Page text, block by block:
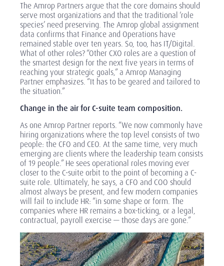
The Amrop Partners argue that the core domains should
serve most organizations and that the traditional ‘role
species’ need preserving. The Amrop global assignment
data confirms that Finance and Operations have
remained stable over ten years. So, too, has IT/Digital.
What of other roles? “Other CXO roles are a question of
the smartest design for the next five years in terms of
reaching your strategic goals,” a Amrop Managing
Partner emphasizes. “It has to be geared and tailored to
the situation.”
Change in the air for C-suite team composition.
As one Amrop Partner reports. “We now commonly have
hiring organizations where the top level consists of two
people: the CFO and CEO. At the same time, very much
emerging are clients where the leadership team consists
of 19 people.” He sees operational roles moving ever
closer to the C-suite orbit to the point of becoming a C-
suite role. Ultimately, he says, a CFO and COO should
almost always be present, and few modern companies
will fail to include HR: “in some shape or form. The
companies where HR remains a box-ticking, or a legal,
contractual, payroll exercise — those days are gone.”